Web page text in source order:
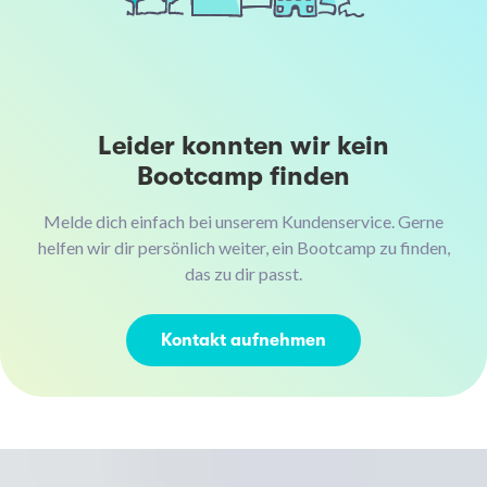
Leider konnten wir kein
Bootcamp finden
Melde dich einfach bei unserem Kundenservice. Gerne
helfen wir dir persönlich weiter, ein Bootcamp zu finden,
das zu dir passt.
Kontakt aufnehmen